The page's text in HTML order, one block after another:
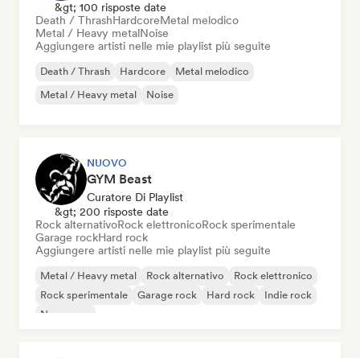
&gt; 100 risposte date
Death / ThrashHardcoreMetal melodico
Metal / Heavy metalNoise
Aggiungere artisti nelle mie playlist più seguite
Death / Thrash Hardcore
Metal melodico
Metal / Heavy metal
Noise
NUOVO
GYM Beast
Curatore Di Playlist
&gt; 200 risposte date
Rock alternativoRock elettronicoRock sperimentale
Garage rockHard rock
Aggiungere artisti nelle mie playlist più seguite
Metal / Heavy metal Rock alternativo
Rock elettronico
Rock sperimentale
Garage rock Hard rock
Indie rock
New wave